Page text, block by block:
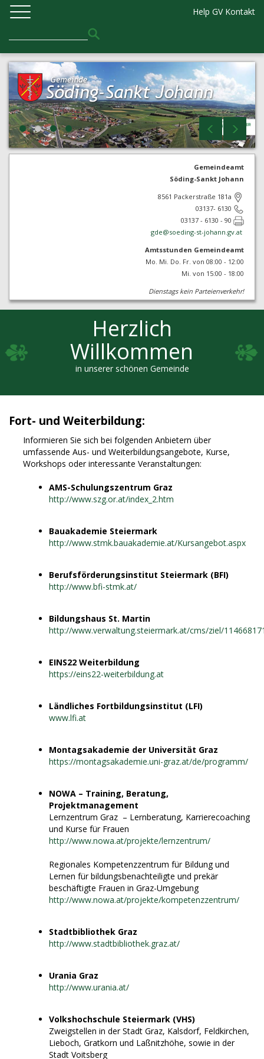
Help GV Kontakt
Gemeindeamt
Söding-Sankt Johann
8561 Packerstraße 181a
03137- 6130
03137 - 6130 - 90
gde@soeding-st-johann.gv.at
Amtsstunden Gemeindeamt
Mo. Mi. Do. Fr. von 08:00 - 12:00
Mi. von 15:00 - 18:00
Dienstags kein Parteienverkehr!
Herzlich
Willkommen
in unserer schönen Gemeinde
Fort- und Weiterbildung:
Informieren Sie sich bei folgenden Anbietern über
umfassende Aus- und Weiterbildungsangebote, Kurse,
Workshops oder interessante Veranstaltungen:
AMS-Schulungszentrum Graz
http://www.szg.or.at/index_2.htm
Bauakademie Steiermark
http://www.stmk.bauakademie.at/Kursangebot.aspx
Berufsförderungsinstitut Steiermark (BFI)
http://www.bfi-stmk.at/
Bildungshaus St. Martin
http://www.verwaltung.steiermark.at/cms/ziel/
EINS22 Weiterbildung
https://eins22-weiterbildung.at
Ländliches Fortbildungsinstitut (LFI)
www.lfi.at
Montagsakademie der Universität Graz
https://montagsakademie.uni-graz.at/de/programm/
NOWA – Training, Beratung,
Projektmanagement
Lernzentrum Graz – Lernberatung, Karrierecoaching
und Kurse für Frauen
http://www.nowa.at/projekte/lernzentrum/
Regionales Kompetenzzentrum für Bildung und
Lernen für bildungsbenachteiligte und prekär
beschäftigte Frauen in Graz-Umgebung
http://www.nowa.at/projekte/kompetenzzentrum/
Stadtbibliothek Graz
http://www.stadtbibliothek.graz.at/
Urania Graz
http://www.urania.at/
Volkshochschule Steiermark (VHS)
Zweigstellen in der Stadt Graz, Kalsdorf, Feldkirchen,
Lieboch, Gratkorn und Laßnitzhöhe, sowie in der
Stadt Voitsberg